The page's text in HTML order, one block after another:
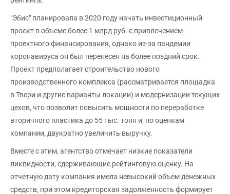
"Эбис" планировала в 2020 году начать инвестиционный
проект в объеме более 1 млрд руб. с привлечением
проектного финансирования, однако из-за пандемии
коронавируса он был перенесен на более поздний срок.
Проект предполагает строительство нового
производственного комплекса (рассматривается площадка
в Твери и другие варианты локации) и модернизации текущих
цехов, что позволит повысить мощности по переработке
вторичного пластика до 55 тыс. тонн и, по оценкам
компании, двукратно увеличить выручку.
Вместе с этим, агентство отмечает низкие показатели
ликвидности, сдерживающие рейтинговую оценку. На
отчетную дату компания имела невысокий объем денежных
средств, при этом кредиторская задолженность формирует